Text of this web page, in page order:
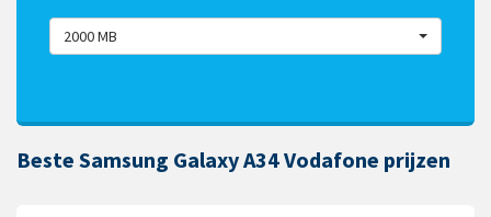
2000 MB
Beste Samsung Galaxy A34 Vodafone prijzen